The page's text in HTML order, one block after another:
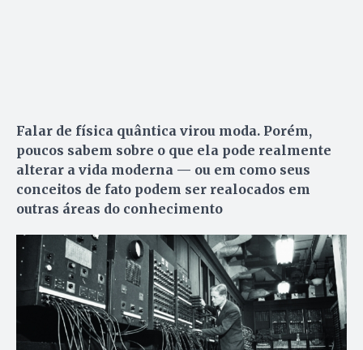
Falar de física quântica virou moda. Porém,
poucos sabem sobre o que ela pode realmente
alterar a vida moderna — ou em como seus
conceitos de fato podem ser realocados em
outras áreas do conhecimento